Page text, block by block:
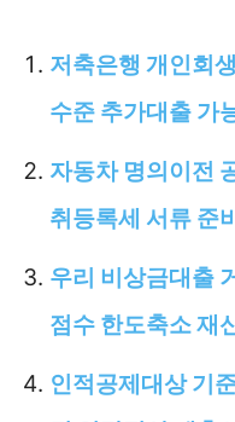
저축은행 개인회
수준 추가대출 가
자동차 명의이전
취등록세 서류 준
우리 비상금대출
점수 한도축소 재
인적공제대상 기